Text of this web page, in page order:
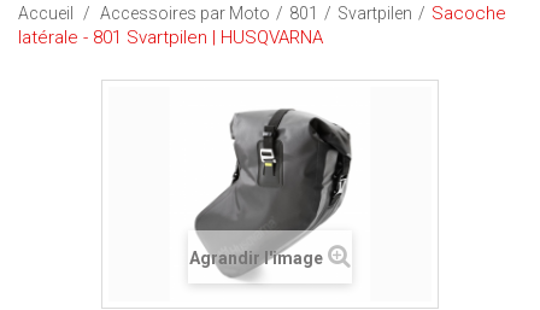
Accueil / Accessoires par Moto / 801 / Svartpilen / Sacoche
latérale - 801 Svartpilen | HUSQVARNA
Agrandir l'image